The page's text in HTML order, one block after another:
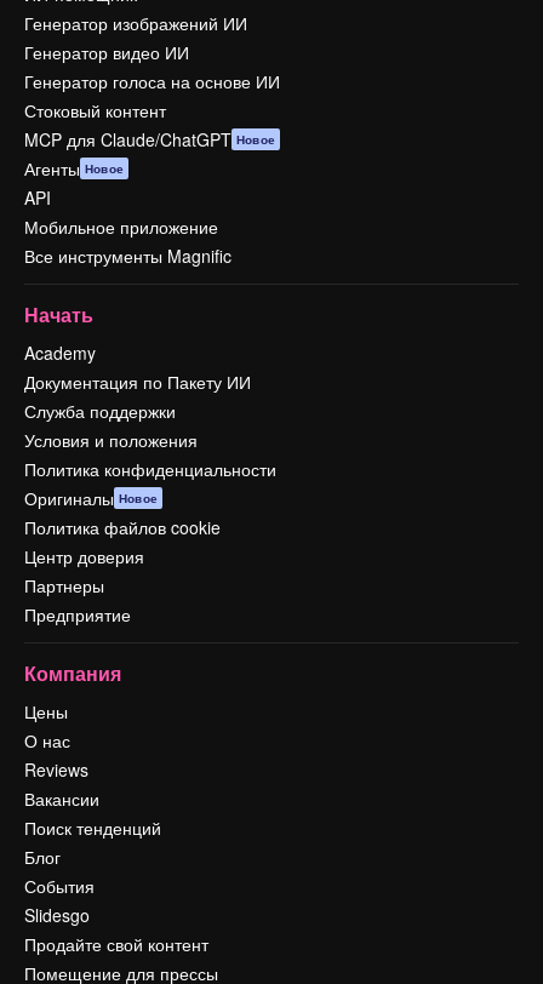
Генератор изображений ИИ
Генератор видео ИИ
Генератор голоса на основе ИИ
Стоковый контент
MCP для Claude/ChatGPT Новое
Агенты Новое
API
Мобильное приложение
Все инструменты Magnific
Начать
Academy
Документация по Пакету ИИ
Служба поддержки
Условия и положения
Политика конфиденциальности
Оригиналы Новое
Политика файлов cookie
Центр доверия
Партнеры
Предприятие
Компания
Цены
О нас
Reviews
Вакансии
Поиск тенденций
Блог
События
Slidesgo
Продайте свой контент
Помещение для прессы